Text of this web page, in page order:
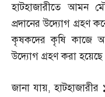
হাটহাজারীতে আমন
প্রদানের উদ্যোগ গ্রহণ
কৃষকদের কৃষি কাজে
উদ্যোগ গ্রহণ করা
জানা যায়,